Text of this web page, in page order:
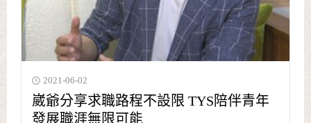
2021-06-02
崴爺分享求職路程不設限 TYS陪伴青年
發展職涯無限可能